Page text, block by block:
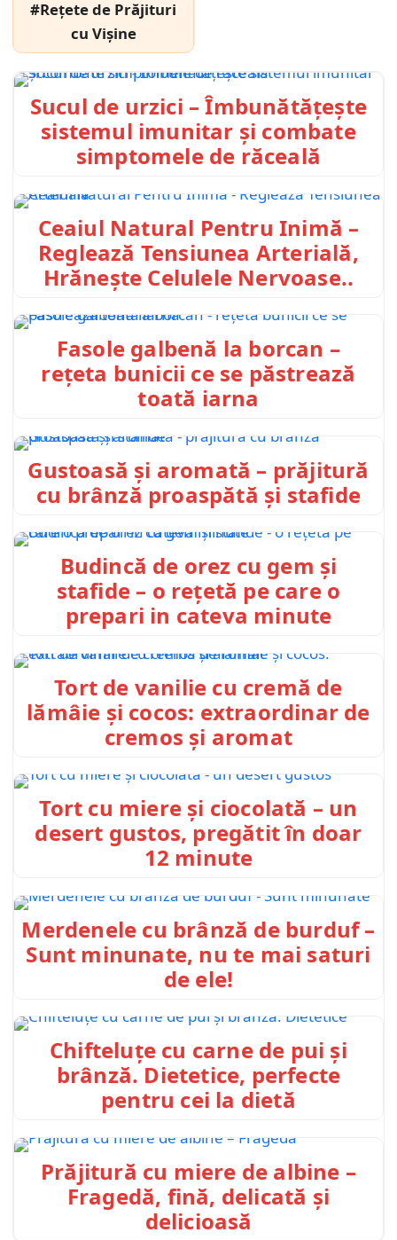
#Rețete de Prăjituri
cu Vișine
Sucul de urzici – Îmbunătățește
sistemul imunitar și combate
simptomele de răceală
Ceaiul Natural Pentru Inimă –
Reglează Tensiunea Arterială,
Hrănește Celulele Nervoase..
Fasole galbenă la borcan –
rețeta bunicii ce se păstrează
toată iarna
Gustoasă și aromată – prăjitură
cu brânză proaspătă și stafide
Budincă de orez cu gem și
stafide – o rețetă pe care o
prepari in cateva minute
Tort de vanilie cu cremă de
lămâie și cocos: extraordinar de
cremos și aromat
Tort cu miere și ciocolată – un
desert gustos, pregătit în doar
12 minute
Merdenele cu brânză de burduf –
Sunt minunate, nu te mai saturi
de ele!
Chifteluțe cu carne de pui și
brânză. Dietetice, perfecte
pentru cei la dietă
Prăjitură cu miere de albine –
Fragedă, fină, delicată și
delicioasă